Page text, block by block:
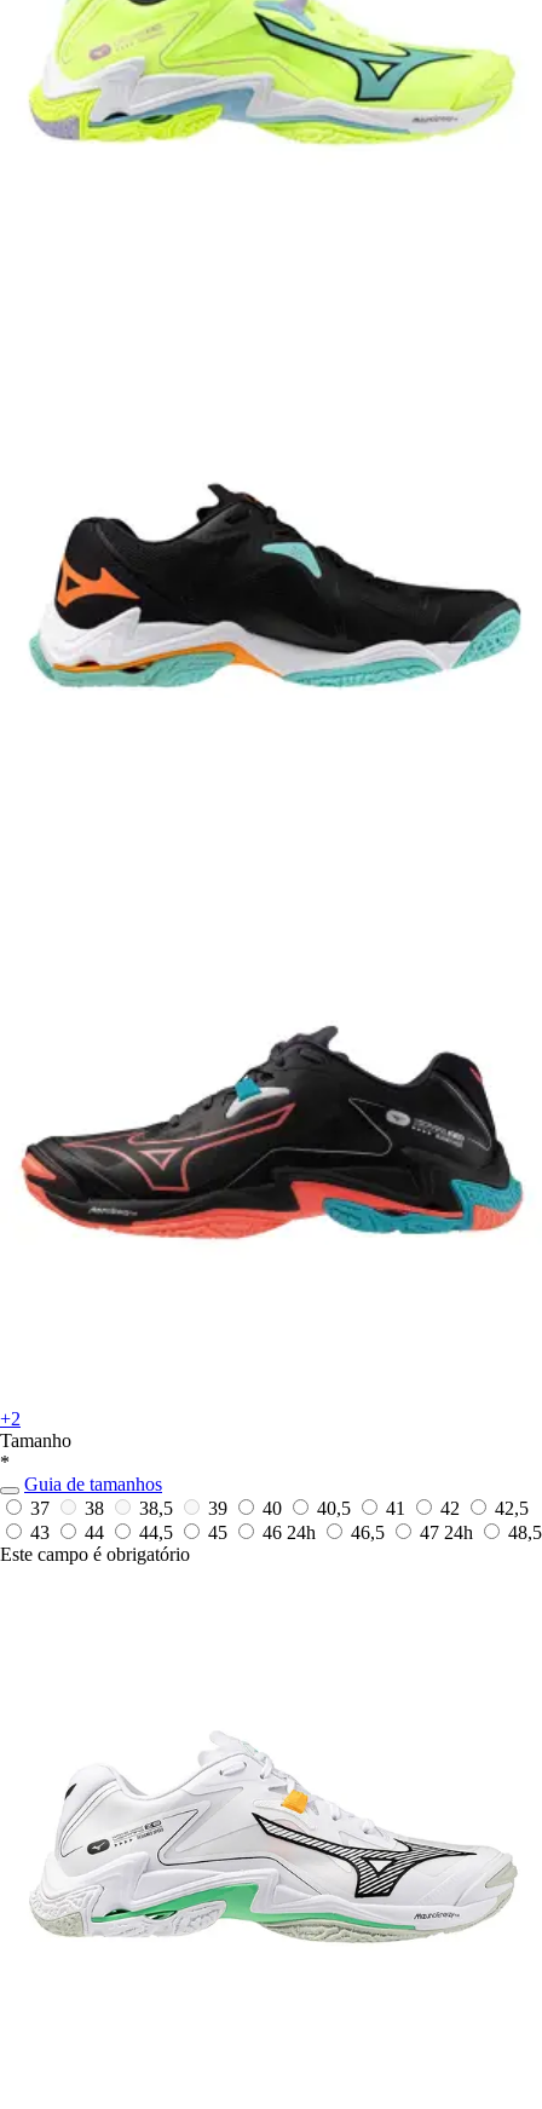
+2
Tamanho
*
Guia de tamanhos
37
38 38,5 39 40 40,5 41 42
42,5
43
44 44,5 45 46 24h 46,5 47 24h
48,5
Este campo é obrigatório